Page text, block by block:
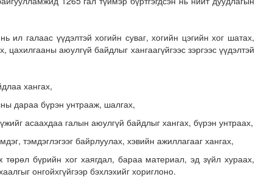
тусгай үзэсгэлэн нээгдлээ
ил галаас үүдэлтэй хогийн суваг, хогийн цэгийн хог шатах,
цахилгааны аюулгүй байдлыг хангаагүйгээс зэргээс үүдэлтэй
хангах,
дараа бүрэн унтрааж, шалгах,
асаахдаа галын аюулгүй байдлыг хангах, бүрэн унтраах,
тэмдэглэгээг байрлуулах, хэвийн ажиллагааг хангах,
төрөл бүрийн хог хаягдал, бараа материал, эд зүйл хураах,
онгойхгүйгээр бэхлэхийг хориглоно.